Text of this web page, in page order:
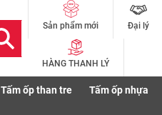
Sản phẩm mới Đại lý
HÀNG THANH LÝ
Tấm ốp than tre Tấm ốp nhựa